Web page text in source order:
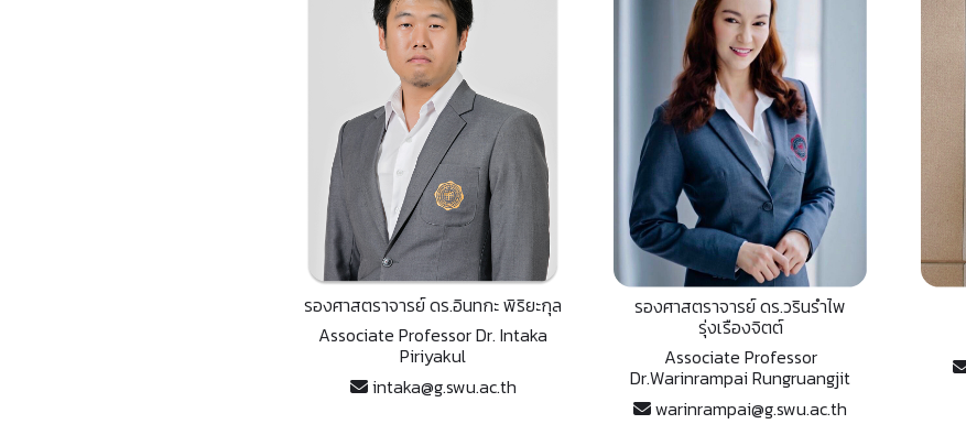
รองศาสตราจารย์ ดร.อินทกะ พิริยะกุล
Associate Professor Dr. Intaka
Piriyakul
intaka@g.swu.ac.th
รองศาสตราจารย์ ดร.วรินรำไพ
รุ่งเรืองจิตต์
Associate Professor
Dr.Warinrampai Rungruangjit
warinrampai@g.swu.ac.th